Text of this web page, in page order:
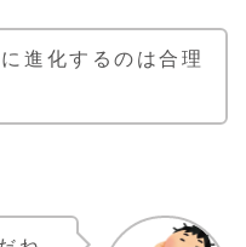
進化するのは合理